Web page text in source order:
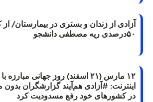
آزادی از زندان و بستری در بیمارستان/ از
۵۰درصدی ریه مصطفی دانشجو
۱۲ مارس (۲۱ اسفند) روز جهانی
در کشورهای خود رفع مسدودیت کرد